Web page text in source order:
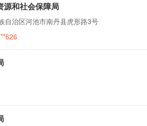
源和社会保障局
自治区河池市南丹县虎形路3号